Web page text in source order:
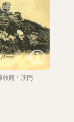
藏，澳門